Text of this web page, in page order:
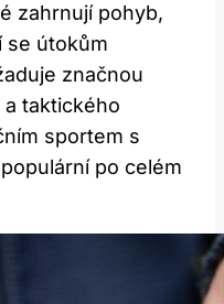
zahrnují pohyb,
se útokům
značnou
taktického
sportem s
po celém